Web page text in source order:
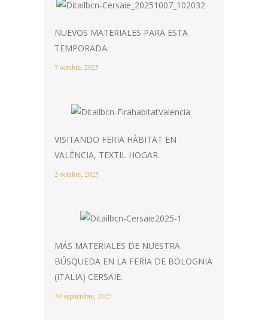
NUEVOS MATERIALES PARA ESTA
TEMPORADA.
7 octubre, 2025
VISITANDO FERIA HÀBITAT EN
VALÈNCIA, TEXTIL HOGAR.
2 octubre, 2025
MÁS MATERIALES DE NUESTRA
BÚSQUEDA EN LA FERIA DE BOLOGNIA
(ITALIA) CERSAIE.
30 septiembre, 2025